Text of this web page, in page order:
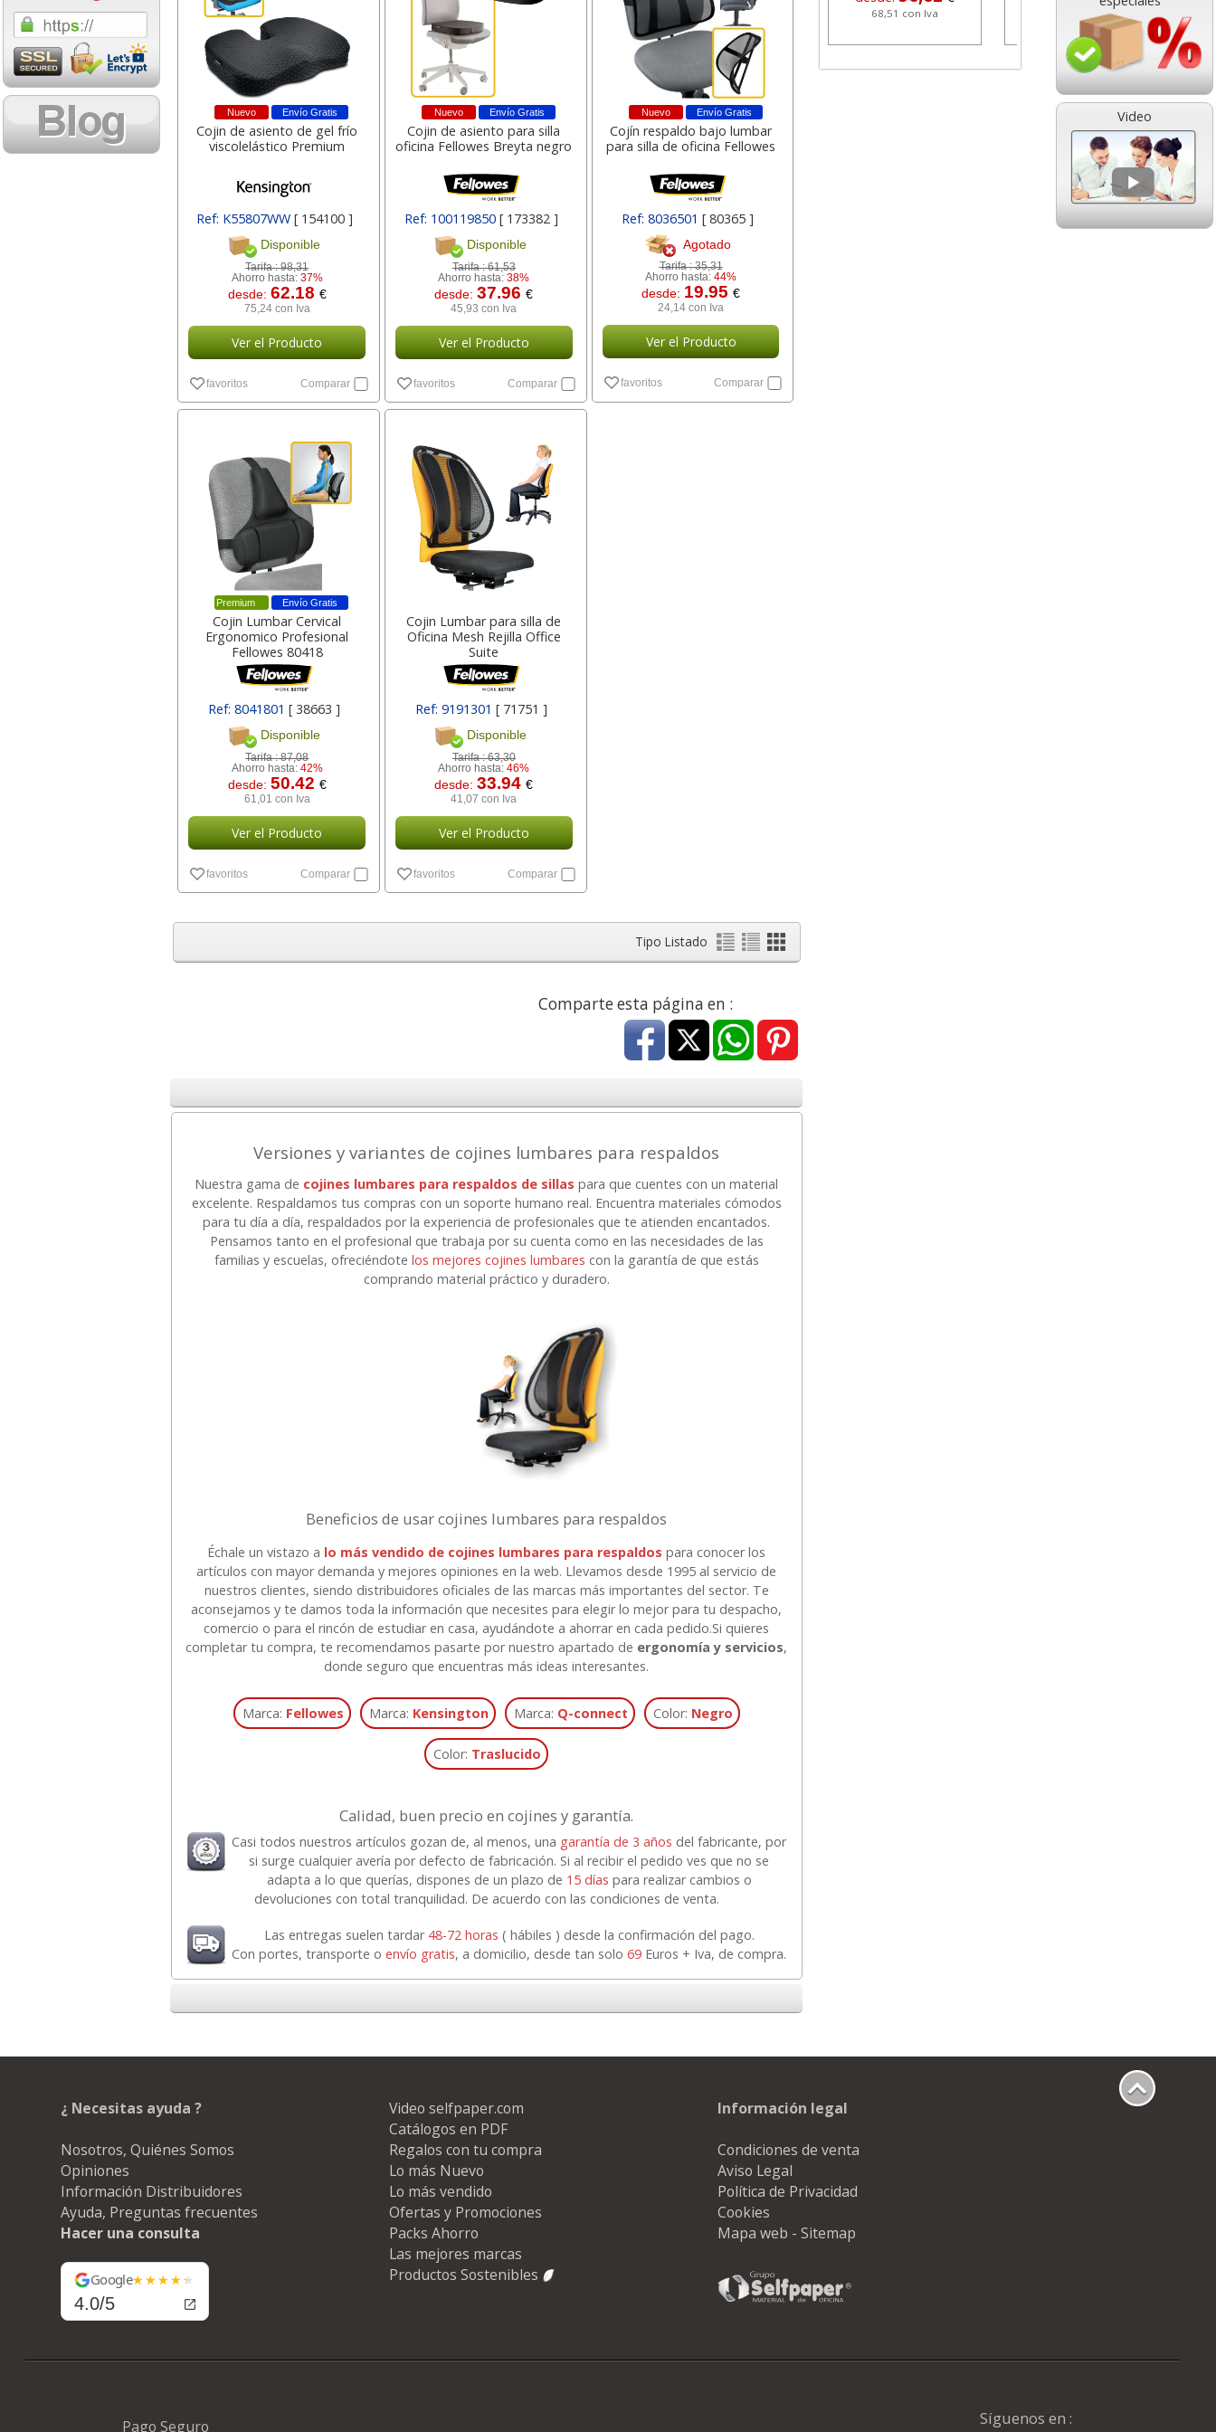
Video
Envío Gratis
Nuevo
Cojin de asiento de gel frío
viscolelástico Premium
Ref: K55807WW [ 154100 ]
Disponible
Tarifa :98,31
Ahorro hasta: 37%
desde: 62.18 €
75,24 con Iva
Ver el Producto
favoritos Comparar
Envío Gratis
Nuevo
Cojin de asiento para silla
oficina Fellowes Breyta negro
Ref: 100119850 [ 173382 ]
Disponible
Tarifa :61,53
Ahorro hasta:38%
desde:37.96€
45,93 con Iva
Ver el Producto
favoritos Comparar
Envío Gratis
Nuevo
Cojín respaldo bajo lumbar
para silla de oficina Fellowes
Ref: 8036501[ 80365 ]
Agotado
Tarifa :35,31
Ahorro hasta: 44%
desde: 19.95 €
24,14 con Iva
Ver el Producto
favoritos Comparar
Envío Gratis
Premium
Cojin Lumbar Cervical
Ergonomico Profesional
Fellowes 80418
Ref: 8041801[ 38663 ]
Disponible
Tarifa :87,08
Ahorro hasta: 42%
desde: 50.42 €
61,01 con Iva
Ver el Producto
favoritos Comparar
Cojin Lumbar para silla de
Oficina Mesh Rejilla Office
Suite
Ref: 9191301 [ 71751 ]
Disponible
Tarifa :63,30
Ahorro hasta:46%
desde:33.94€
41,07 con Iva
Ver el Producto
favoritos Comparar
Tipo Listado
Comparte esta página en :
Versiones y variantes de cojines lumbares para respaldos
Nuestra gama de cojines lumbares para respaldos de sillas para que cuentes con un material
excelente. Respaldamos tus compras con un soporte humano real. Encuentra materiales cómodos
para tu día a día, respaldados por la experiencia de profesionales que te atienden encantados.
Pensamos tanto en el profesional que trabaja por su cuenta como en las necesidades de las
familias y escuelas, ofreciéndote los mejores cojines lumbares con la garantía de que estás
comprando material práctico y duradero.
Beneficios de usar cojines lumbares para respaldos
Échale un vistazo a lo más vendido de cojines lumbares para respaldos para conocer los
artículos con mayor demanda y mejores opiniones en la web. Llevamos desde 1995 al servicio de
nuestros clientes, siendo distribuidores oficiales de las marcas más importantes del sector. Te
aconsejamos y te damos toda la información que necesites para elegir lo mejor para tu despacho,
comercio o para el rincón de estudiar en casa, ayudándote a ahorrar en cada pedido.Si quieres
completar tu compra, te recomendamos pasarte por nuestro apartado de ergonomía y servicios,
donde seguro que encuentras más ideas interesantes.
Marca: Fellowes Marca: Kensington Marca: Q-connect Color: Negro
Color: Traslucido
Calidad, buen precio en cojines y garantía.
Casi todos nuestros artículos gozan de, al menos, una garantía de 3 años del fabricante, por
si surge cualquier avería por defecto de fabricación. Si al recibir el pedido ves que no se
adapta a lo que querías, dispones de un plazo de 15 días para realizar cambios o
devoluciones con total tranquilidad. De acuerdo con las condiciones de venta.
Las entregas suelen tardar 48-72 horas ( hábiles ) desde la confirmación del pago.
Con portes, transporte oenvío gratis, a domicilio, desde tan solo69 Euros + Iva, de compra.
1,08 con Iva 45,82 con Iva 68,51 con Iva 1,08 con Iva
Cartucho HP 304 - 302
€
17,99 con Iva
Cartucho HP 304XL -
302XL Tricolor alta
45,82 con Iva
HP 950XL - Cartucho
para Officejet Pro 8600
desde:
68,51 con Iva
Goma de borrar
moldeable maleable
para carboncillo o
grafito
desde:
1,08 con Iva
Negro, original
¿ Necesitas ayuda ?
Nosotros, Quiénes Somos
Opiniones
Información Distribuidores
Ayuda, Preguntas frecuentes
Hacer una consulta
Google
4.0/5
Video selfpaper.com
Catálogos en PDF
Regalos con tu compra
Lo más Nuevo
Lo más vendido
Ofertas y Promociones
Packs Ahorro
Las mejores marcas
Productos Sostenibles
Información legal
Condiciones de venta
Aviso Legal
Política de Privacidad
Cookies
Mapa web - Sitemap
Síguenos en :
Pago Seguro